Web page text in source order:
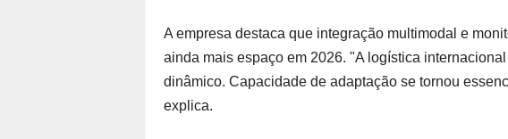
A empresa destaca que integração multimodal e
ainda mais espaço em 2026. "A logística
dinâmico. Capacidade de adaptação se tornou
explica.